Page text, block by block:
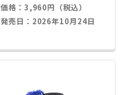
価格：3,960円（税込）
発売日：2026年10月24日